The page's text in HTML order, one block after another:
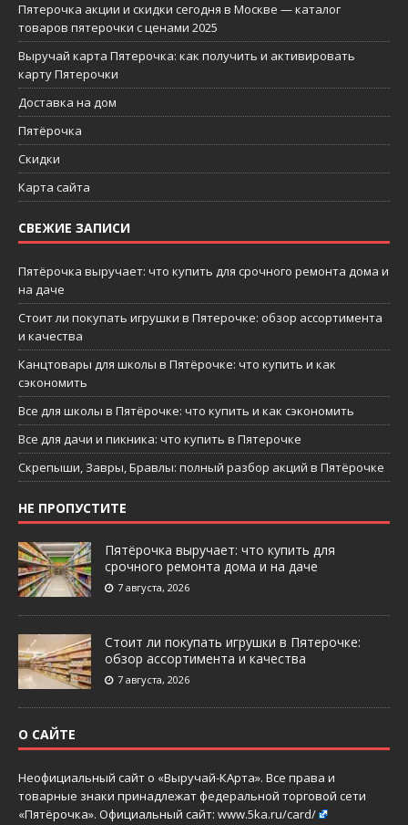
Пятерочка акции и скидки сегодня в Москве — каталог
товаров пятерочки с ценами 2025
Выручай карта Пятерочка: как получить и активировать
карту Пятерочки
Доставка на дом
Пятёрочка
Скидки
Карта сайта
СВЕЖИЕ ЗАПИСИ
Пятёрочка выручает: что купить для срочного ремонта дома и
на даче
Стоит ли покупать игрушки в Пятерочке: обзор ассортимента
и качества
Канцтовары для школы в Пятёрочке: что купить и как
сэкономить
Все для школы в Пятёрочке: что купить и как сэкономить
Все для дачи и пикника: что купить в Пятерочке
Скрепыши, Завры, Бравлы: полный разбор акций в Пятёрочке
НЕ ПРОПУСТИТЕ
Пятёрочка выручает: что купить для
срочного ремонта дома и на даче
7 августа, 2026
Стоит ли покупать игрушки в Пятерочке:
обзор ассортимента и качества
7 августа, 2026
О САЙТЕ
Неофициальный сайт о «Выручай-КАрта». Все права и
товарные знаки принадлежат федеральной торговой сети
«Пятёрочка». Официальный сайт: www.5ka.ru/card/